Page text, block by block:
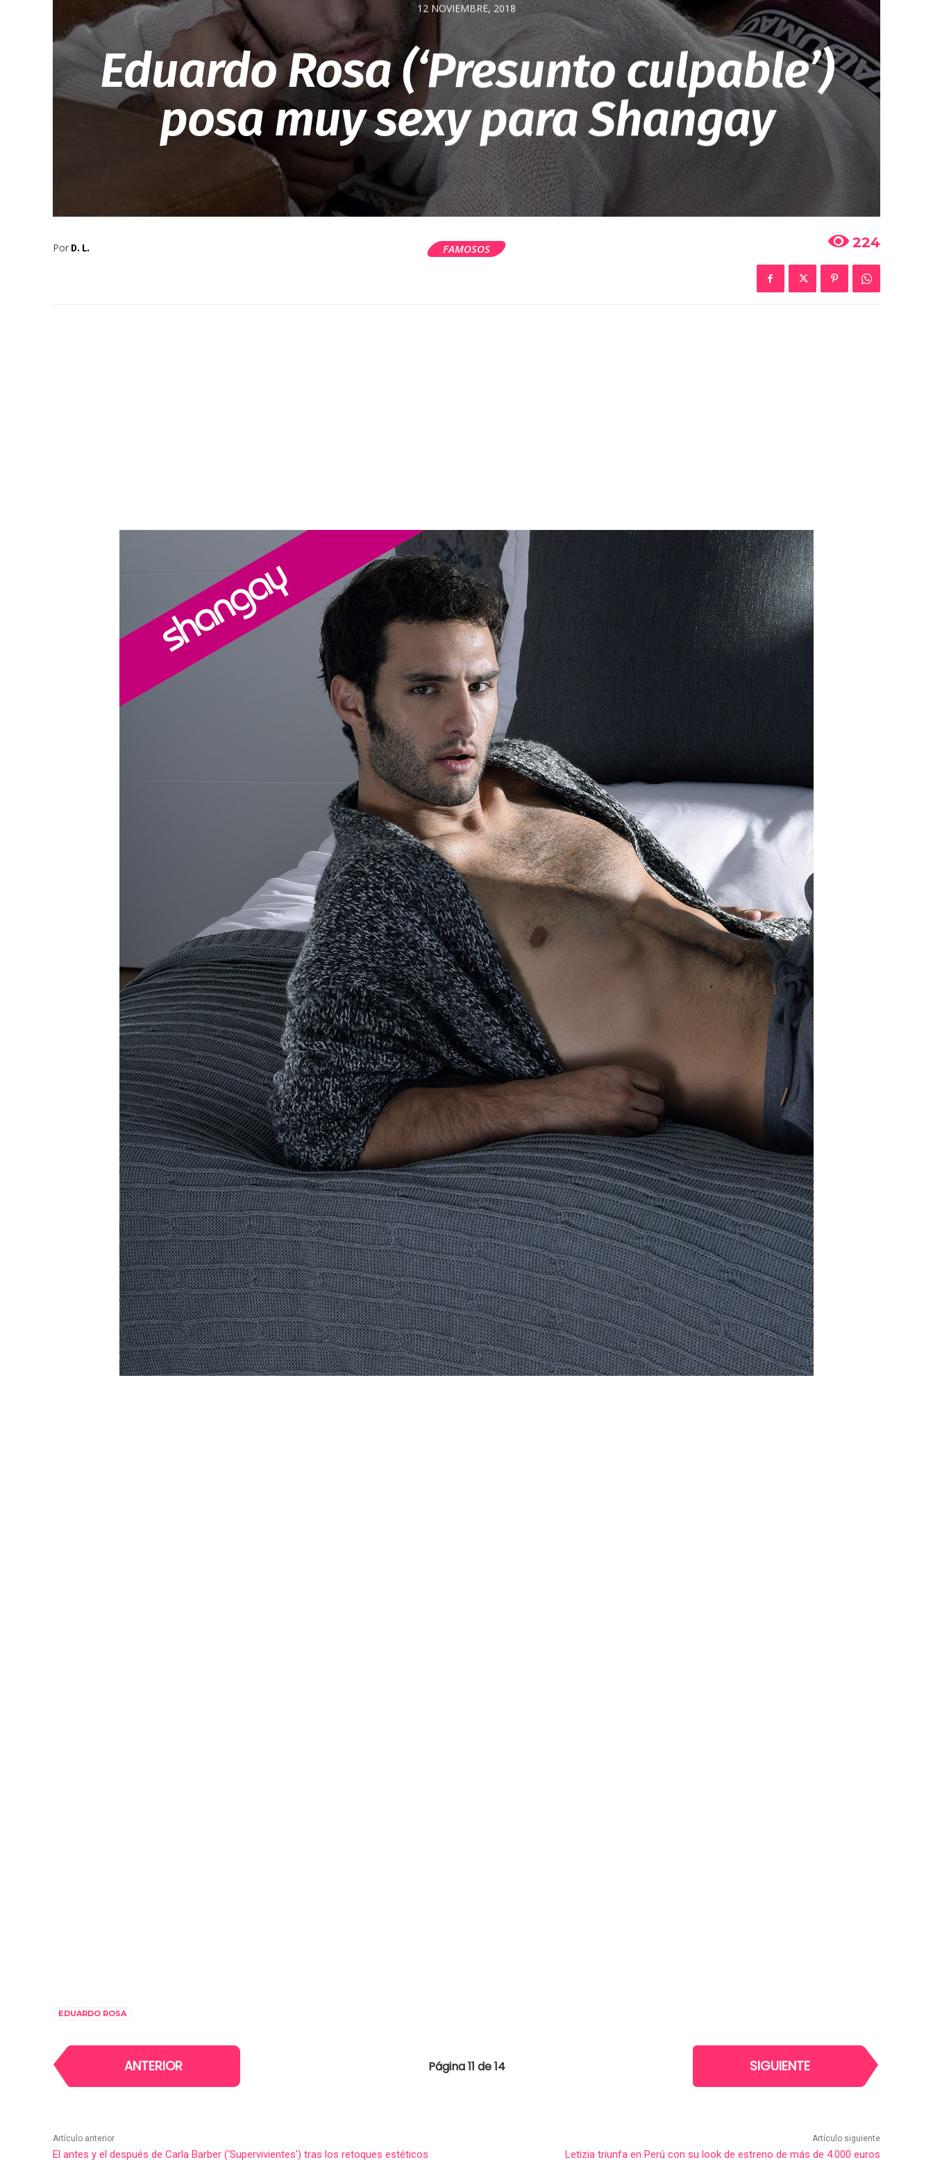
12 NOVIEMBRE, 2018
Eduardo Rosa (‘Presunto culpable’)
posa muy sexy para Shangay
Por D. L. FAMOSOS 224
EDUARDO ROSA
ANTERIOR Página 11 de 14 SIGUIENTE
Artículo anterior
El antes y el después de Carla Barber (‘Supervivientes’) tras los retoques estéticos
Artículo siguiente
Letizia triunfa en Perú con su look de estreno de más de 4.000 euros